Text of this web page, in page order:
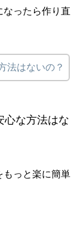
なったら作り直
法はないの？
心な方法はな
もっと楽に簡単